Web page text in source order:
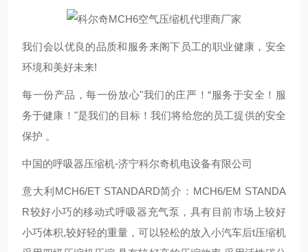
我们会以优良的品质和服务来阁下员工的职业健康，安全
环境和美好未来!
每一份产品，每一份放心"我们的庄严！“服务于安全！服
务于健康！"是我们的目标！我们将给您的员工提供的安全
保护 。
中国的呼吸器压缩机-济宁科尔奇机电设备有限公司
意大利MCH6/ET STANDARD简介：MCH6/EM STANDA
R较好小巧的移动式呼吸器充气泵，具有目前市场上较好
小巧体积,较好轻的重量，可以轻松的放入小汽车后t压缩机